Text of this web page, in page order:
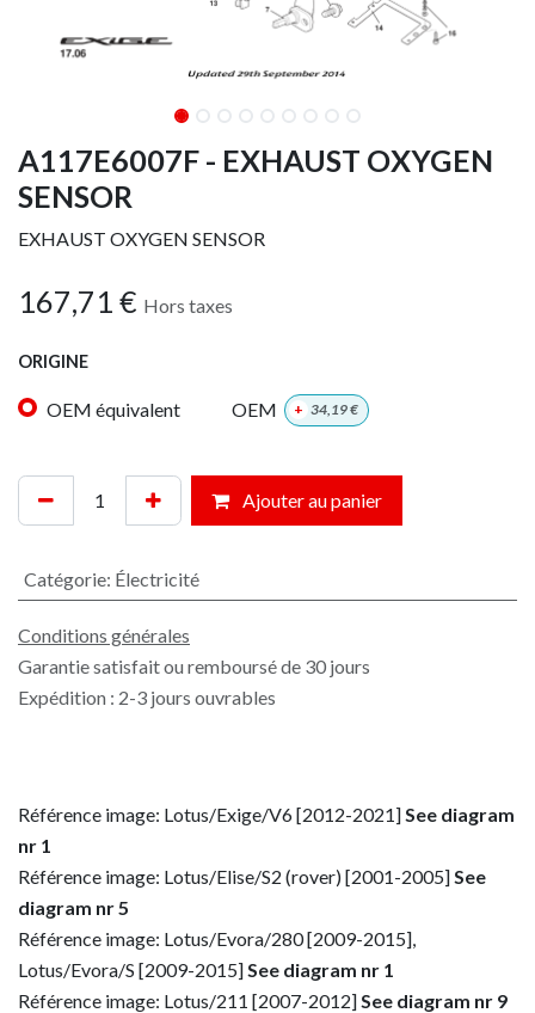
A117E6007F - EXHAUST OXYGEN
SENSOR
EXHAUST OXYGEN SENSOR
167,71 € Hors taxes
ORIGINE
OEM équivalent OEM + 34,19€
Ajouter au panier
Catégorie: Électricité
Conditions générales
Garantie satisfait ou remboursé de 30 jours
Expédition : 2-3 jours ouvrables
Référence image: Lotus/Exige/V6 [2012-2021] See diagram
nr 1
Référence image: Lotus/Elise/S2 (rover) [2001-2005] See
diagram nr 5
Référence image: Lotus/Evora/280 [2009-2015],
Lotus/Evora/S [2009-2015] See diagram nr 1
Référence image: Lotus/211 [2007-2012] See diagram nr 9